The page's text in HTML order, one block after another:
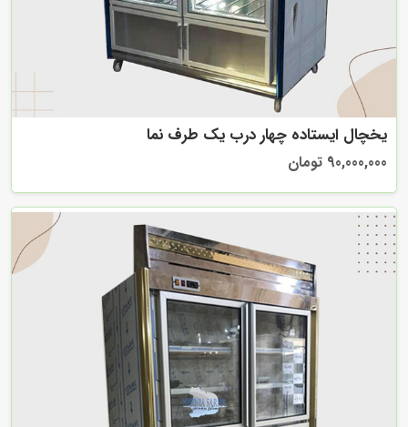
یخچال ایستاده چهار درب یک طرف نما
90,000,000 تومان